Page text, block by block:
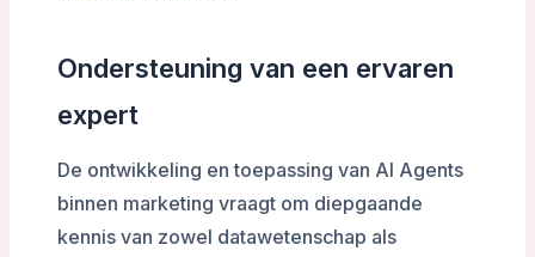
Ondersteuning van een ervaren
expert
De ontwikkeling en toepassing van AI Agents
binnen marketing vraagt om diepgaande
kennis van zowel datawetenschap als